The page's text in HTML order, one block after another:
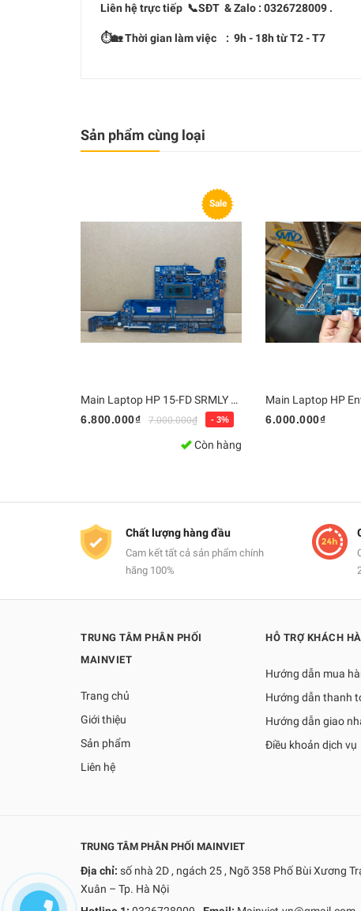
Liên hệ trực tiếp 📞SĐT & Zalo : 0326728009 .
⏱🏡 Thời gian làm việc : 9h - 18h từ T2 - T7
Sản phẩm cùng loại
Sale
Main Laptop HP 15-FD SRMLY / i7-1355U, DA0PDIMB8G0 | Bo mạch chủ Zin, Chính Hãng
6.800.000₫
7.000.000₫ - 3%
Còn hàng
6.000.000₫
Chất lượng hàng đầu
Cam kết tất cả sản phẩm chính
hãng 100%
TRUNG TÂM PHÂN PHỐI
MAINVIET
Trang chủ
Giới thiệu
Sản phẩm
Liên hệ
HỖ TRỢ KHÁCH
Hướng dẫn mua
Hướng dẫn thanh
Hướng dẫn giao
Điều khoản dịch vụ
TRUNG TÂM PHÂN PHỐI MAINVIET
Địa chỉ: số nhà 2D , ngách 25 , Ngõ 358 Phố Bùi Xương
Xuân – Tp. Hà Nội